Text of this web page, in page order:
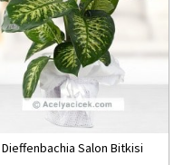
Dieffenbachia Salon Bitkisi